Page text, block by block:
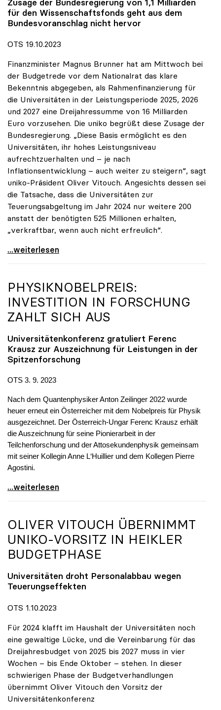
Zusage der Bundesregierung von 1,1 Milliarden
für den Wissenschaftsfonds geht aus dem
Bundesvoranschlag nicht hervor
OTS 19.10.2023
Finanzminister Magnus Brunner hat am Mittwoch bei
der Budgetrede vor dem Nationalrat das klare
Bekenntnis abgegeben, als Rahmenfinanzierung für
die Universitäten in der Leistungsperiode 2025, 2026
und 2027 eine Dreijahressumme von 16 Milliarden
Euro vorzusehen. Die uniko begrüßt diese Zusage der
Bundesregierung. „Diese Basis ermöglicht es den
Universitäten, ihr hohes Leistungsniveau
aufrechtzuerhalten und – je nach
Inflationsentwicklung – auch weiter zu steigern“, sagt
uniko-Präsident Oliver Vitouch. Angesichts dessen sei
die Tatsache, dass die Universitäten zur
Teuerungsabgeltung im Jahr 2024 nur weitere 200
anstatt der benötigten 525 Millionen erhalten,
„verkraftbar, wenn auch nicht erfreulich“.
16 Milliarden für Universitäten: „Solide
...weiterlesen
PHYSIKNOBELPREIS:
INVESTITION IN FORSCHUNG
ZAHLT SICH AUS
Universitätenkonferenz gratuliert Ferenc
Krausz zur Auszeichnung für Leistungen in der
Spitzenforschung
OTS 3. 9. 2023
Nach dem Quantenphysiker Anton Zeilinger 2022 wurde
heuer erneut ein Österreicher mit dem Nobelpreis für Physik
ausgezeichnet. Der Österreich-Ungar Ferenc Krausz erhält
die Auszeichnung für seine Pionierarbeit in der
Teilchenforschung und der Attosekundenphysik gemeinsam
mit seiner Kollegin Anne L‘Huillier und dem Kollegen Pierre
Agostini.
Physiknobelpreis: Investition in Forschung zahlt
...weiterlesen
OLIVER VITOUCH ÜBERNIMMT
UNIKO-VORSITZ IN HEIKLER
BUDGETPHASE
Universitäten droht Personalabbau wegen
Teuerungseffekten
OTS 1.10.2023
Für 2024 klafft im Haushalt der Universitäten noch
eine gewaltige Lücke, und die Vereinbarung für das
Dreijahresbudget von 2025 bis 2027 muss in vier
Wochen – bis Ende Oktober – stehen. In dieser
schwierigen Phase der Budgetverhandlungen
übernimmt Oliver Vitouch den Vorsitz der
Universitätenkonferenz